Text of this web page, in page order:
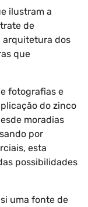
ilustram a
de
arquitetura dos
que
fotografias e
do zinco
moradias
por
esta
possibilidades
uma fonte de